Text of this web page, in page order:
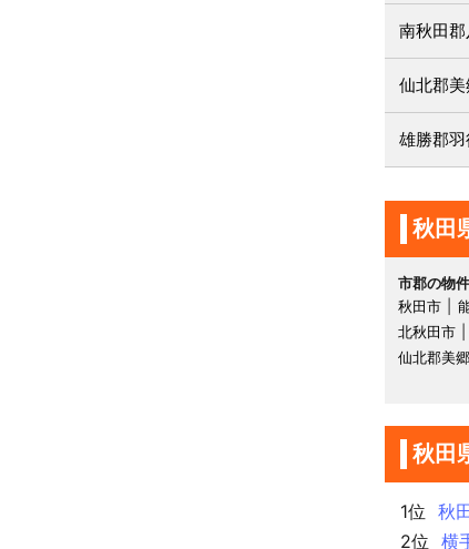
南秋田
仙北郡
雄勝郡
秋田
市郡の物
秋田市
北秋田市
仙北郡美
秋田
1位
秋
2位
横